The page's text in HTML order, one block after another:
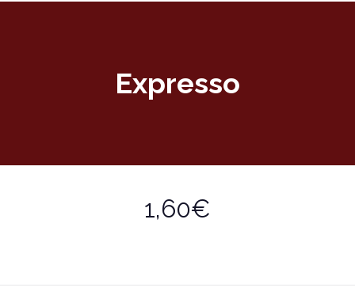
Expresso
1,60€